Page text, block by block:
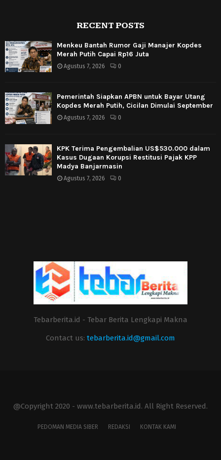
RECENT POSTS
Menkeu Bantah Rumor Gaji Manajer Kopdes
Merah Putih Capai Rp16 Juta
Agustus 7, 2026 0
Pemerintah Siapkan APBN untuk Bayar Utang
Kopdes Merah Putih, Cicilan Dimulai September
Agustus 7, 2026 0
KPK Terima Pengembalian US$530.000 dalam
Kasus Dugaan Korupsi Restitusi Pajak KPP
Madya Banjarmasin
Agustus 7, 2026 0
Tebarberita.id - Tebar Berita Lengkapi Makna
Contact us: tebarberita.id@gmail.com
@Copyright 2020 - www.tebarberita.id. All Right Reserved.
PEDOMAN MEDIA SIBER REDAKSI KONTAK KAMI